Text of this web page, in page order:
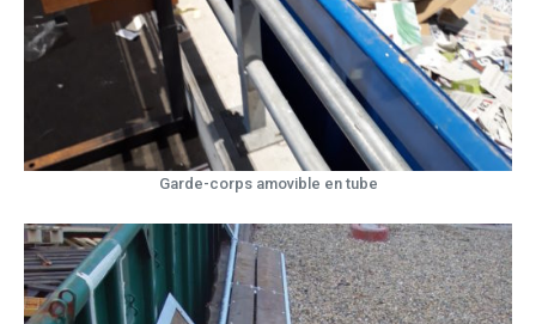
Garde-corps amovible en tube